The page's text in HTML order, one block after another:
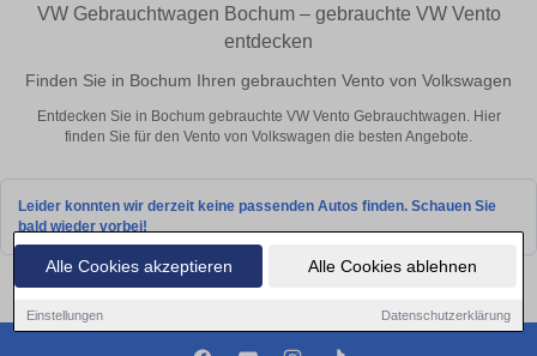
Alle Cookies akzeptieren Alle Cookies ablehnen
Einstellungen Datenschutzerklärung
VW Gebrauchtwagen Bochum – gebrauchte VW Vento
entdecken
Finden Sie in Bochum Ihren gebrauchten Vento von Volkswagen
Entdecken Sie in Bochum gebrauchte VW Vento Gebrauchtwagen. Hier
finden Sie für den Vento von Volkswagen die besten Angebote.
Leider konnten wir derzeit keine passenden Autos finden. Schauen Sie
bald wieder vorbei!